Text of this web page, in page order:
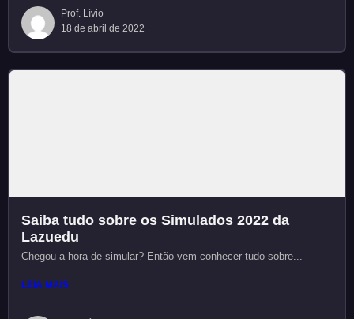
Prof. Lívio
18 de abril de 2022
Saiba tudo sobre os Simulados 2022 da
Lazuedu
Chegou a hora de simular? Então vem conhecer tudo sobre...
LEIA MAIS